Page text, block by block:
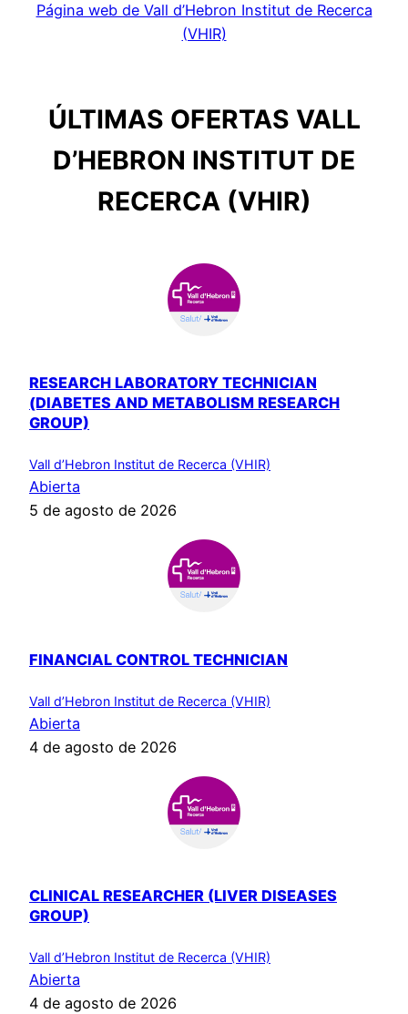
Página web de Vall d’Hebron Institut de Recerca
(VHIR)
ÚLTIMAS OFERTAS VALL
D’HEBRON INSTITUT DE
RECERCA (VHIR)
RESEARCH LABORATORY TECHNICIAN
(DIABETES AND METABOLISM RESEARCH
GROUP)
Vall d’Hebron Institut de Recerca (VHIR)
Abierta
5 de agosto de 2026
FINANCIAL CONTROL TECHNICIAN
Vall d’Hebron Institut de Recerca (VHIR)
Abierta
4 de agosto de 2026
CLINICAL RESEARCHER (LIVER DISEASES
GROUP)
Vall d’Hebron Institut de Recerca (VHIR)
Abierta
4 de agosto de 2026